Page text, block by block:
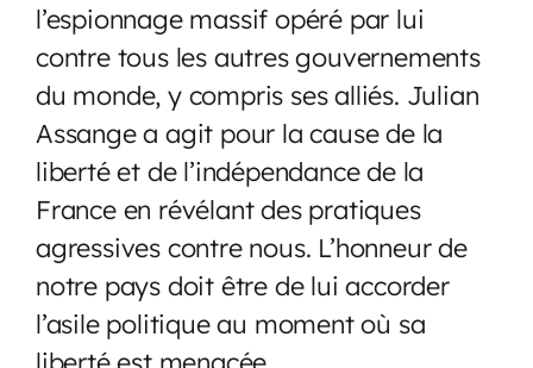
l’espionnage massif opéré par lui
contre tous les autres gouvernements
du monde, y compris ses alliés. Julian
Assange a agit pour la cause de la
liberté et de l’indépendance de la
France en révélant des pratiques
agressives contre nous. L’honneur de
notre pays doit être de lui accorder
l’asile politique au moment où sa
liberté est menacée.